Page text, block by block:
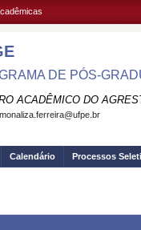
DE PÓS-
ACADÊMICO DO
monaliza.ferreira@ufpe.br
Calendário Processos